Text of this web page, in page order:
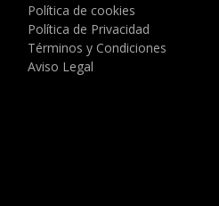
Política de cookies
Política de Privacidad
Términos y Condiciones
Aviso Legal